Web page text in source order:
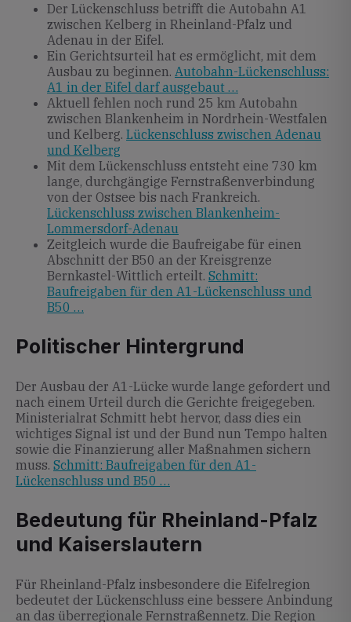
Der Lückenschluss betrifft die Autobahn A1
zwischen Kelberg in Rheinland-Pfalz und
Adenau in der Eifel.
Ein Gerichtsurteil hat es ermöglicht, mit dem
Ausbau zu beginnen. Autobahn-Lückenschluss:
A1 in der Eifel darf ausgebaut …
Aktuell fehlen noch rund 25 km Autobahn
zwischen Blankenheim in Nordrhein-Westfalen
und Kelberg. Lückenschluss zwischen Adenau
und Kelberg
Mit dem Lückenschluss entsteht eine 730 km
lange, durchgängige Fernstraßenverbindung
von der Ostsee bis nach Frankreich.
Lückenschluss zwischen Blankenheim-
Lommersdorf-Adenau
Zeitgleich wurde die Baufreigabe für einen
Abschnitt der B50 an der Kreisgrenze
Bernkastel-Wittlich erteilt. Schmitt:
Baufreigaben für den A1-Lückenschluss und
B50 …
Politischer Hintergrund
Der Ausbau der A1-Lücke wurde lange gefordert und
nach einem Urteil durch die Gerichte freigegeben.
Ministerialrat Schmitt hebt hervor, dass dies ein
wichtiges Signal ist und der Bund nun Tempo halten
sowie die Finanzierung aller Maßnahmen sichern
muss. Schmitt: Baufreigaben für den A1-
Lückenschluss und B50 …
Bedeutung für Rheinland-Pfalz
und Kaiserslautern
Für Rheinland-Pfalz insbesondere die Eifelregion
bedeutet der Lückenschluss eine bessere Anbindung
an das überregionale Fernstraßennetz. Die Region